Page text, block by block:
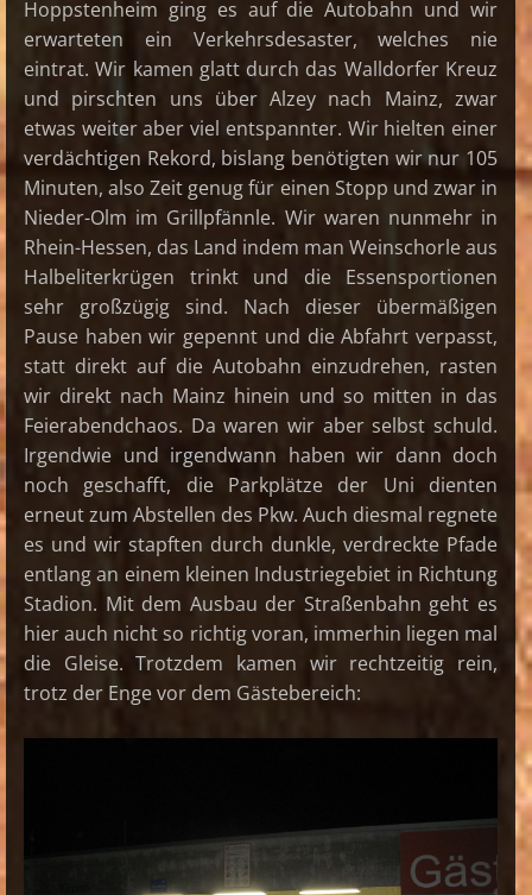
Hoppstenheim ging es auf die Autobahn und wir
erwarteten ein Verkehrsdesaster, welches nie
eintrat. Wir kamen glatt durch das Walldorfer Kreuz
und pirschten uns über Alzey nach Mainz, zwar
etwas weiter aber viel entspannter. Wir hielten einer
verdächtigen Rekord, bislang benötigten wir nur 105
Minuten, also Zeit genug für einen Stopp und zwar in
Nieder-Olm im Grillpfännle. Wir waren nunmehr in
Rhein-Hessen, das Land indem man Weinschorle aus
Halbeliterkrügen trinkt und die Essensportionen
sehr großzügig sind. Nach dieser übermäßigen
Pause haben wir gepennt und die Abfahrt verpasst,
statt direkt auf die Autobahn einzudrehen, rasten
wir direkt nach Mainz hinein und so mitten in das
Feierabendchaos. Da waren wir aber selbst schuld.
Irgendwie und irgendwann haben wir dann doch
noch geschafft, die Parkplätze der Uni dienten
erneut zum Abstellen des Pkw. Auch diesmal regnete
es und wir stapften durch dunkle, verdreckte Pfade
entlang an einem kleinen Industriegebiet in Richtung
Stadion. Mit dem Ausbau der Straßenbahn geht es
hier auch nicht so richtig voran, immerhin liegen mal
die Gleise. Trotzdem kamen wir rechtzeitig rein,
trotz der Enge vor dem Gästebereich: